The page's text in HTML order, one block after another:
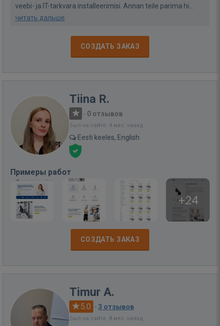
veebi- ja IT-tarkvara installeerimisi. Annan teile parima hi...
читать дальше
СОЗДАТЬ ЗАКАЗ
Tiina R.
· 0 отзывов
Был на сайте: 4 мес. назад
Eesti keeles, English
Примеры работ
+24
СОЗДАТЬ ЗАКАЗ
Timur A.
5.0 · 3 отзывов
Был на сайте: 8 мес. назад